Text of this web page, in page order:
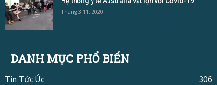
Tháng 3 11, 2020
DANH MỤC PHỔ BIẾN
Tin Tức Úc
306